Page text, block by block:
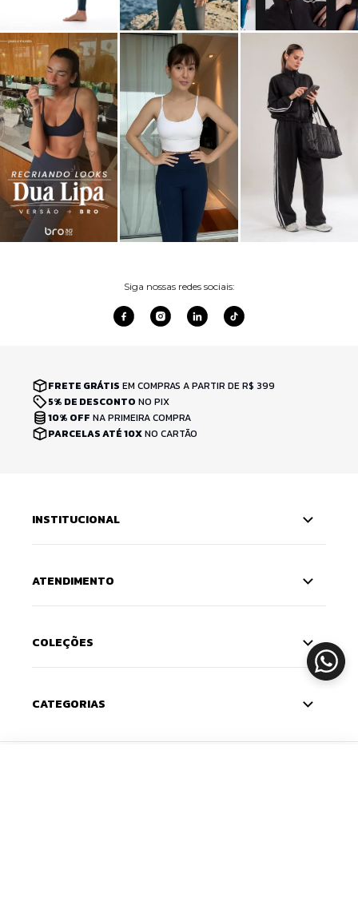
Siga nossas redes sociais:
FRETE GRÁTIS EM COMPRAS A PARTIR DE R$ 399
5% DE DESCONTO NO PIX
10% OFF NA PRIMEIRA COMPRA
PARCELAS ATÉ 10XNO CARTÃO
INSTITUCIONAL
ATENDIMENTO
COLEÇÕES
CATEGORIAS